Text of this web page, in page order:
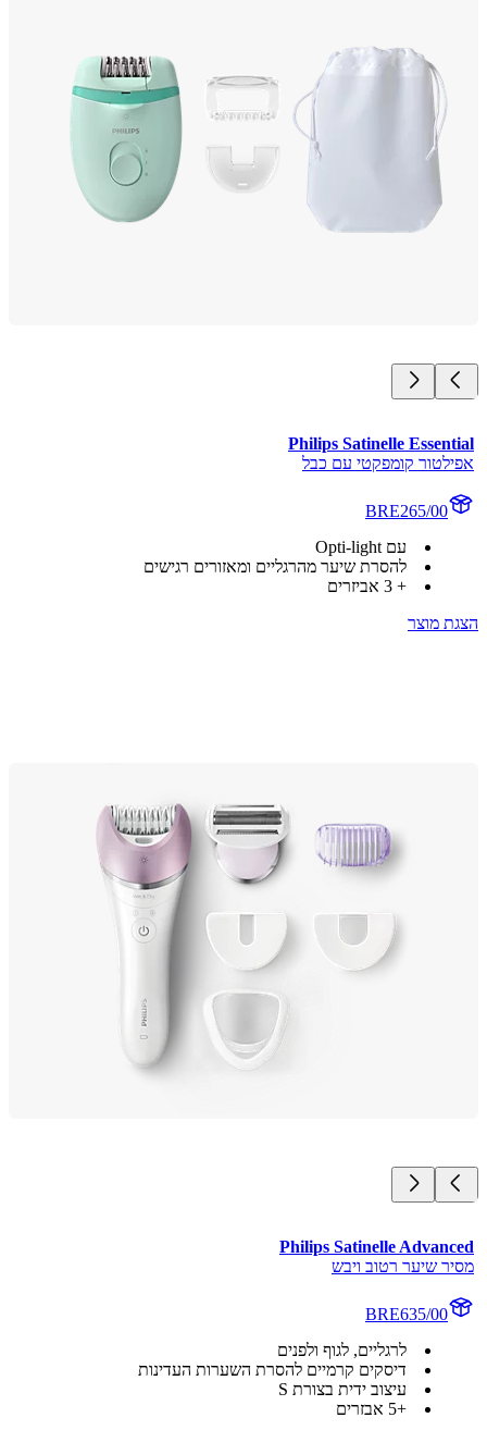
Philips Satinelle
קומפקטי עם כבל
BRE265/00
עם Opti-light
להסרת שיער מהרגליים ומאזורים רגישים
+ 3 אביזרים
מוצר
Philips Satinelle
שיער רטוב ויבש
BRE635/00
לרגליים, לגוף ולפנים
דיסקים קרמיים להסרת השערות העדינות
עיצוב ידית בצורת S